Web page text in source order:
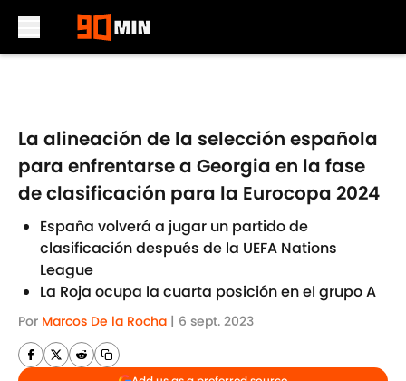
La alineación de la selección española
para enfrentarse a Georgia en la fase
de clasificación para la Eurocopa 2024
España volverá a jugar un partido de
clasificación después de la UEFA Nations
League
La Roja ocupa la cuarta posición en el grupo A
Por Marcos De la Rocha | 6 sept. 2023